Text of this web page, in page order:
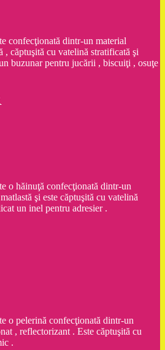
confecţionată dintr-un material
, căptuşită cu vatelină stratificată şi
buzunar pentru jucării , biscuiţi , osuţe
o hăinuţă confecţionată dintr-un
şi este căptuşită cu vatelină
un inel pentru adresier .
o pelerină confecţionată dintr-un
, reflectorizant . Este căptuşită cu
.